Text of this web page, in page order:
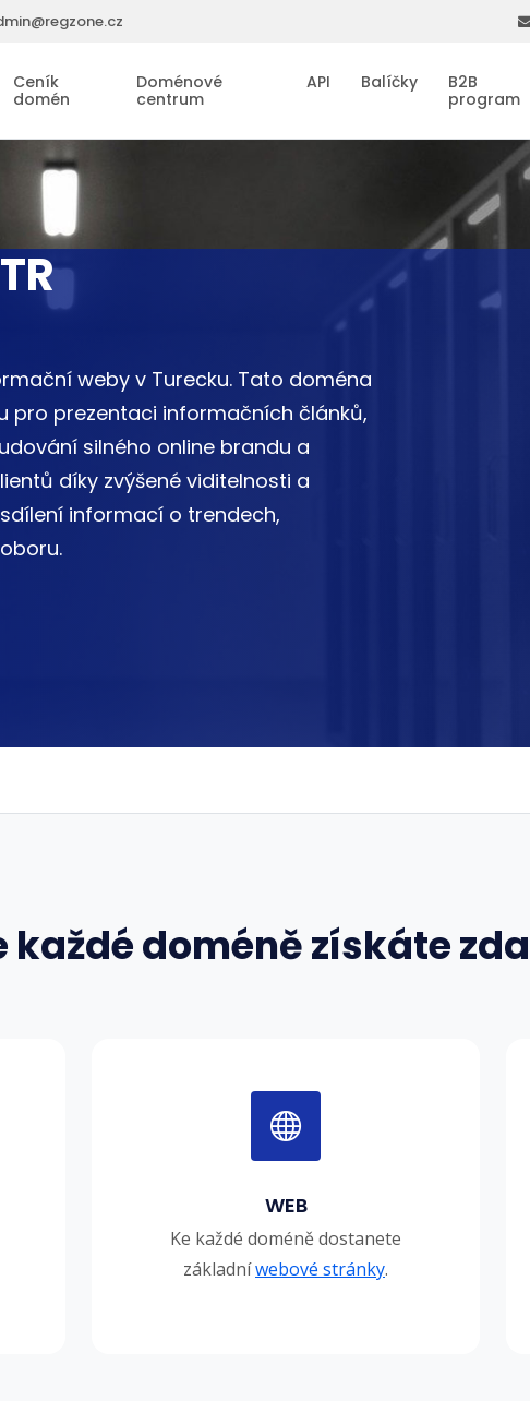
Ceník
domén
Doménové
centrum
API Balíčky
B2B
program
weby v Turecku. Tato doména
pro prezentaci informačních článků,
silného online brandu a
díky zvýšené viditelnosti a
informací o trendech,
každé doméně získáte
WEB
Ke každé doméně dostanete
základníwebové stránky.